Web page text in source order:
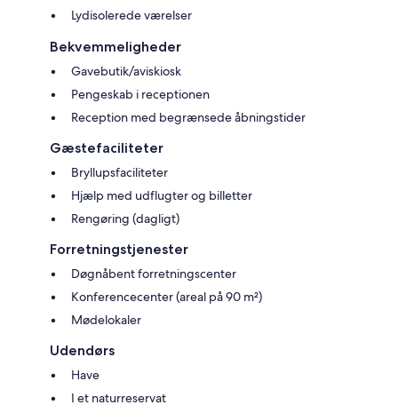
Lydisolerede værelser
Bekvemmeligheder
Gavebutik/aviskiosk
Pengeskab i receptionen
Reception med begrænsede åbningstider
Gæstefaciliteter
Bryllupsfaciliteter
Hjælp med udflugter og billetter
Rengøring (dagligt)
Forretningstjenester
Døgnåbent forretningscenter
Konferencecenter (areal på 90 m²)
Mødelokaler
Udendørs
Have
I et naturreservat